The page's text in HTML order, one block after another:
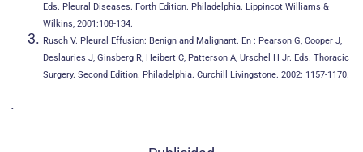
Eds. Pleural Diseases. Forth Edition. Philadelphia. Lippincot Williams &
Wilkins, 2001:108-134.
Rusch V. Pleural Effusion: Benign and Malignant. En : Pearson G, Cooper J,
Deslauries J, Ginsberg R, Heibert C, Patterson A, Urschel H Jr. Eds. Thoracic
Surgery. Second Edition. Philadelphia. Curchill Livingstone. 2002: 1157-1170.
.